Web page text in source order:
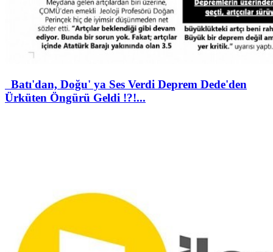
Batı'dan, Doğu' ya Ses Verdi Deprem Dede'den
Ürküten Öngürü Geldi !?!...